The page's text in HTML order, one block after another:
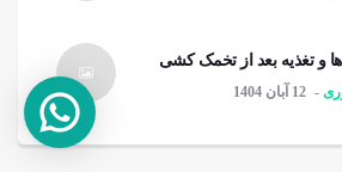
و تغذیه بعد از تخمک کشی
12 آبان 1404